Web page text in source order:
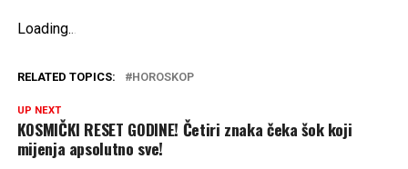
Loading..
RELATED TOPICS: HOROSKOP
UP NEXT
KOSMIČKI RESET GODINE! Četiri znaka čeka šok koji
mijenja apsolutno sve!